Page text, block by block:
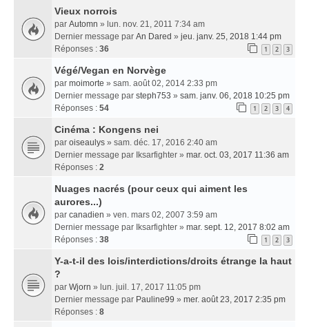
Vieux norrois
par Automn » lun. nov. 21, 2011 7:34 am
Dernier message par An Dared » jeu. janv. 25, 2018 1:44 pm
Réponses : 36 1 2 3
Végé/Vegan en Norvège
par moimorte » sam. août 02, 2014 2:33 pm
Dernier message par steph753 » sam. janv. 06, 2018 10:25 pm
Réponses : 54 1 2 3 4
Cinéma : Kongens nei
par oiseaulys » sam. déc. 17, 2016 2:40 am
Dernier message par Iksarfighter » mar. oct. 03, 2017 11:36 am
Réponses : 2
Nuages nacrés (pour ceux qui aiment les
aurores...)
par canadien » ven. mars 02, 2007 3:59 am
Dernier message par Iksarfighter » mar. sept. 12, 2017 8:02 am
Réponses : 38 1 2 3
Y-a-t-il des lois/interdictions/droits étrange la haut
?
par Wjorn » lun. juil. 17, 2017 11:05 pm
Dernier message par Pauline99 » mer. août 23, 2017 2:35 pm
Réponses : 8